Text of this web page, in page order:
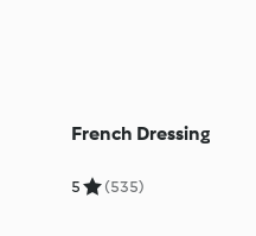
French Dressing
5 (535)